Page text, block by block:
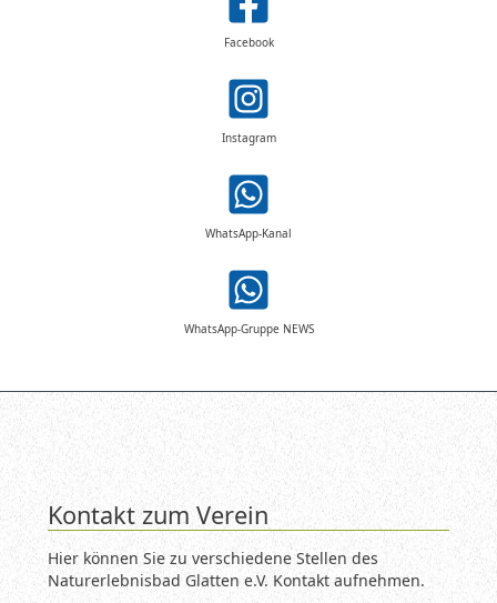
Facebook
Instagram
WhatsApp-Kanal
WhatsApp-Gruppe NEWS
Kontakt zum Verein
Hier können Sie zu verschiedene Stellen des
Naturerlebnisbad Glatten e.V. Kontakt aufnehmen.